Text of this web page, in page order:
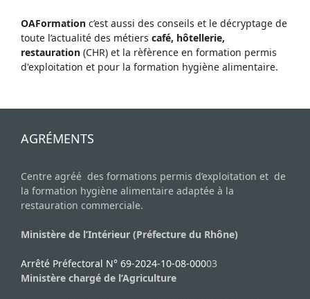
OAFormation c’est aussi des conseils et le décryptage de
toute l’actualité des métiers café, hôtellerie,
restauration (CHR) et la rèfèrence en formation permis
d'exploitation et pour la formation hygiène alimentaire.
AGRÉMENTS
Centre agréé des formations permis d’exploitation et de
la formation hygiène alimentaire adaptée à la
restauration commerciale.
Ministère de l’Intérieur (Préfecture du Rhône)
Arrêté Préfectoral N° 69-2024-10-08-00003
Ministère chargé de l’Agriculture